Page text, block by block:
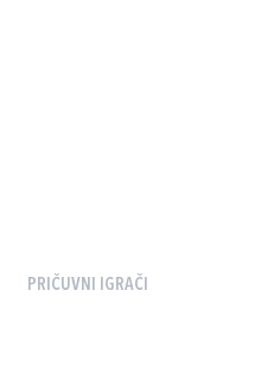
PRIČUVNI IGRAČI